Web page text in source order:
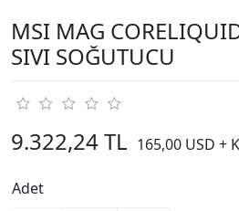
MSI MAG
SIVI SOĞUTUCU
9.322,24 TL 165,00 USD +
Adet